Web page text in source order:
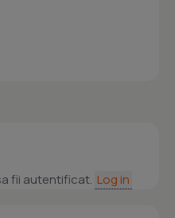
fii autentificat. Log in